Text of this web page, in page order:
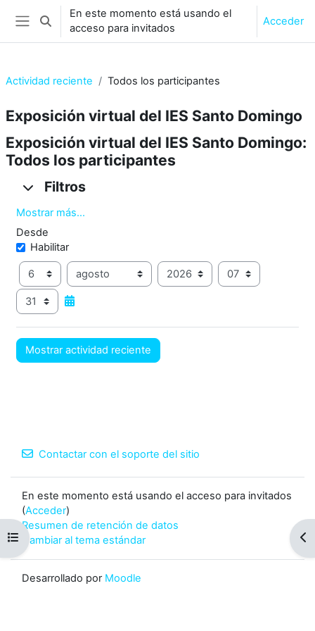
Salta al contenido principal
Panel lateral
Selector de búsqueda de entrada
En este momento está usando el
acceso para invitados
Acceder
Abrir índice del curso
Actividad reciente Todos los participantes
Exposición virtual del IES Santo Domingo
Exposición virtual del IES Santo Domingo:
Todos los participantes
Filtros
FiltrosFiltros
Mostrar más...
Desde
Desde
Habilitar
Día
Mes Año Hora
Minuto
Contactar con el soporte del sitio
En este momento está usando el acceso para invitados
(Acceder)
Resumen de retención de datos
Cambiar al tema estándar
Desarrollado por Moodle